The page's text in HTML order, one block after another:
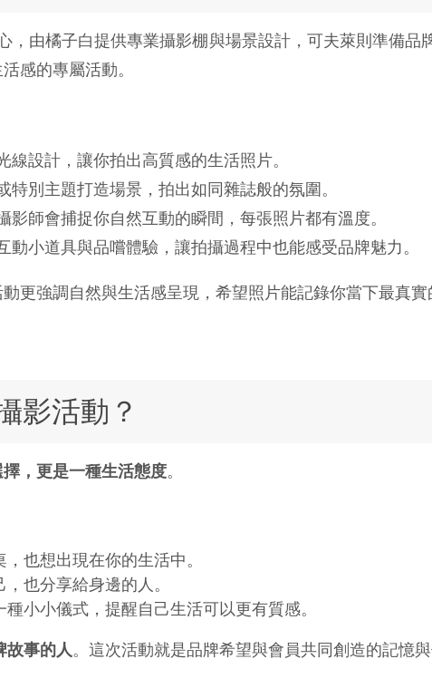
，由橘子白提供專業攝影棚與場景設計，可夫萊則準備品
感的專屬活動。
設計，讓你拍出高質感的生活照片。
別主題打造場景，拍出如同雜誌般的氛圍。
師會捕捉你自然互動的瞬間，每張照片都有溫度。
小道具與品嚐體驗，讓拍攝過程中也能感受品牌魅力。
更強調自然與生活感呈現，希望照片能記錄你當下最真實
影活動？
，更是一種生活態度。
也想出現在你的生活中。
也分享給身邊的人。
種小小儀式，提醒自己生活可以更有質感。
故事的人 。這次活動就是品牌希望與會員共同創造的記憶